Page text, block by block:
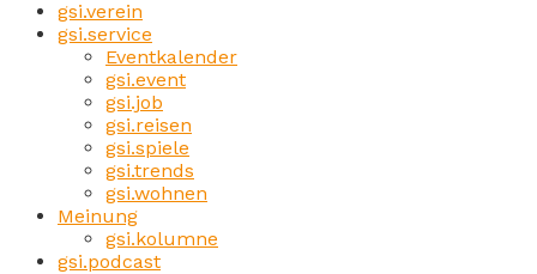
gsi.verein
gsi.service
Eventkalender
gsi.event
gsi.job
gsi.reisen
gsi.spiele
gsi.trends
gsi.wohnen
Meinung
gsi.kolumne
gsi.podcast